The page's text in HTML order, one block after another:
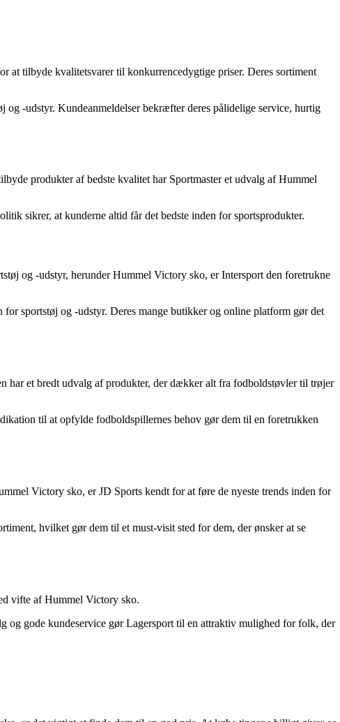
at tilbyde kvalitetsvarer til konkurrencedygtige priser. Deres sortiment
og -udstyr. Kundeanmeldelser bekræfter deres pålidelige service, hurtig
produkter af bedste kvalitet har Sportmaster et udvalg af Hummel
sikrer, at kunderne altid får det bedste inden for sportsprodukter.
og -udstyr, herunder Hummel Victory sko, er Intersport den foretrukne
sportstøj og -udstyr. Deres mange butikker og online platform gør det
et bredt udvalg af produkter, der dækker alt fra fodboldstøvler til trøjer
til at opfylde fodboldspillernes behov gør dem til en foretrukken
Victory sko, er JD Sports kendt for at føre de nyeste trends inden for
hvilket gør dem til et must-visit sted for dem, der ønsker at se
vifte af Hummel Victory sko.
og gode kundeservice gør Lagersport til en attraktiv mulighed for folk, der